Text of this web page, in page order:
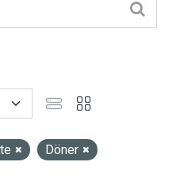
Döner